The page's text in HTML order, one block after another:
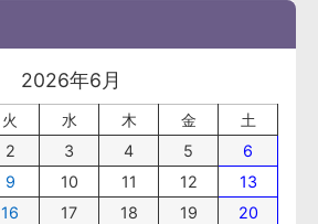
2026年6月
火 水 木 金
土
2 3 4 5
6
9 10 11 12
13
16 17 18 19
20